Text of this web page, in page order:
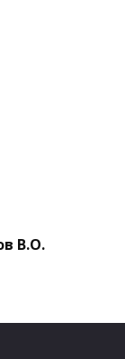
В.О.